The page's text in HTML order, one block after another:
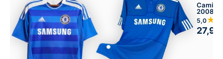
2008-
5,0
27,99